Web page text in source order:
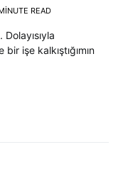
READ
işe kalkıştığımın